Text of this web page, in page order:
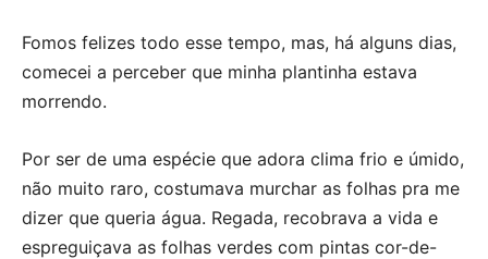
Fomos felizes todo esse tempo, mas, há alguns dias,
comecei a perceber que minha plantinha estava
morrendo.
Por ser de uma espécie que adora clima frio e úmido,
não muito raro, costumava murchar as folhas pra me
dizer que queria água. Regada, recobrava a vida e
espreguiçava as folhas verdes com pintas cor-de-